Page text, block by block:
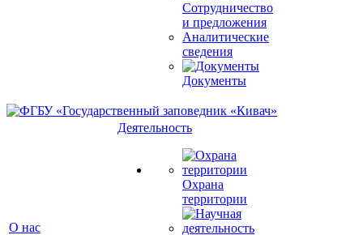
Сотрудничество
и предложения
Аналитические
сведения
Документы
О нас
Деятельность
Охрана
территории